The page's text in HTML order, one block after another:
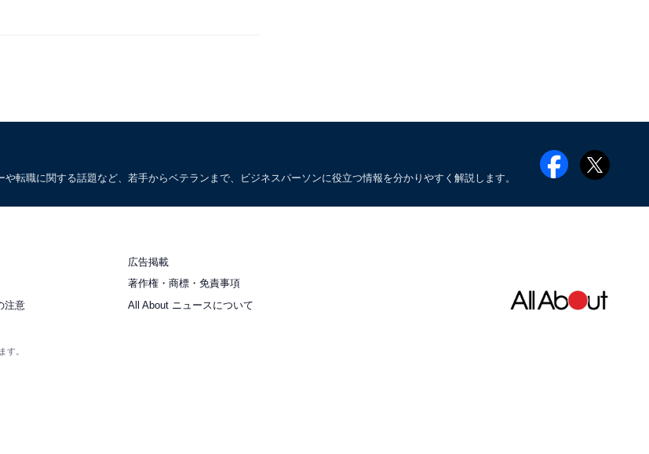
転職に関する話題など、若手からベテランまで、ビジネスパーソンに役立つ情報を分かりやすく解説します。
広告掲載
著作権・商標・免責事項
注意
All About ニュースについて
す。